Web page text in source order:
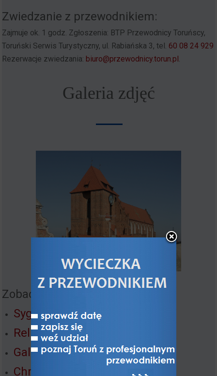
Zwiedzanie z przewodnikiem:
Zajmuje ok. 1 godz. Zgłoszenia: BTP Przewodnicy Toruńscy,
Toruński Serwis Turystyczny, ul. Rabiańska 3, tel. 60 08 24 929
Rezerwacje zwiedzania: biuro@przewodnicy.torun.pl
Galeria zdjęć
Zobacz też:
Sygnaturka katedralna
Relikwiarz św. Korduli
Galeria Sztuki Gotyckiej
Chrystus w Ogrójcu